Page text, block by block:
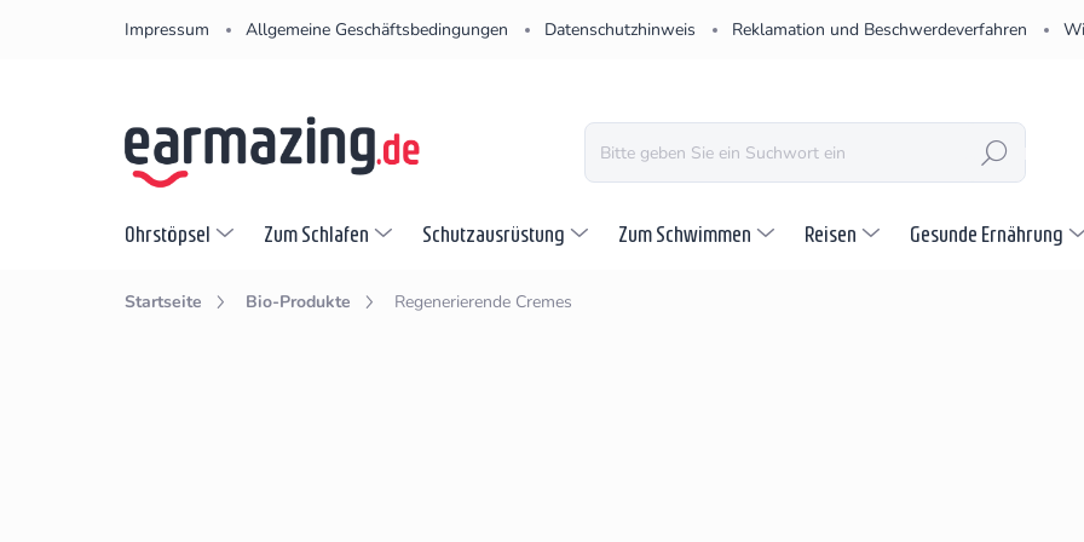
Impressum Allgemeine Geschäftsbedingungen Datenschutzhinweis Reklamation und Beschwerdeverfahren
SUCHEN
Ohrstöpsel Zum Schlafen Schutzausrüstung Zum Schwimmen Reisen Gesunde Ernährung
Startseite Bio-Produkte Regenerierende Cremes